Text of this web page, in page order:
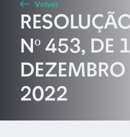
Buscar
Volver
Nº 453, DE
DEZEMBRO
2022